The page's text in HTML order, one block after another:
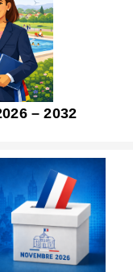
– 2032